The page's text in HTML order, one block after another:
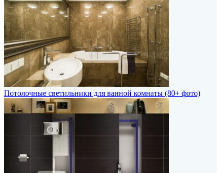
Потолочные светильники для ванной комнаты (80+ фото)